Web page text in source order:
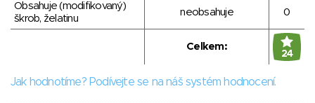
Obsahuje (modifikovaný)
škrob, želatinu
neobsahuje 0
Celkem:
24
Jak hodnotíme? Podívejte se na náš systém hodnocení.